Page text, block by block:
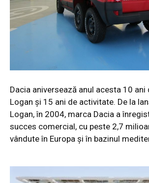
Dacia aniversează anul acesta 10 ani
Logan şi 15 ani de activitate. De la
Logan, în 2004, marca Dacia a
succes comercial, cu peste 2,7
vândute în Europa şi în bazinul